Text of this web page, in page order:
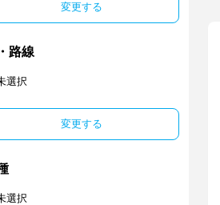
変更する
路線
選択
変更する
選択